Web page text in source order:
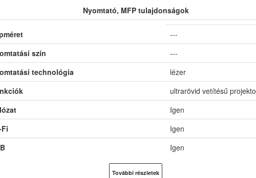
Nyomtató, MFP tulajdonságok
---
szín
---
technológia
lézer
ultrarövid vetítésű
Igen
Igen
Igen
További részletek